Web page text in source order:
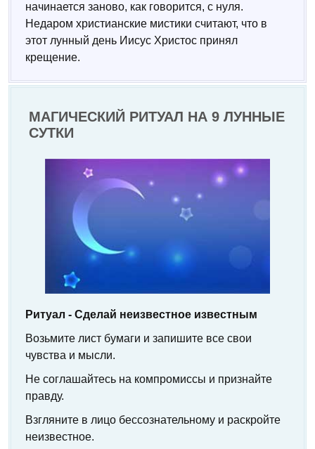
начинается заново, как говорится, с нуля.
Недаром христианские мистики считают, что в
этот лунный день Иисус Христос принял
крещение.
МАГИЧЕСКИЙ РИТУАЛ НА 9 ЛУННЫЕ
СУТКИ
Ритуал - Сделай неизвестное известным
Возьмите лист бумаги и запишите все свои
чувства и мысли.
Не соглашайтесь на компромиссы и признайте
правду.
Взгляните в лицо бессознательному и раскройте
неизвестное.